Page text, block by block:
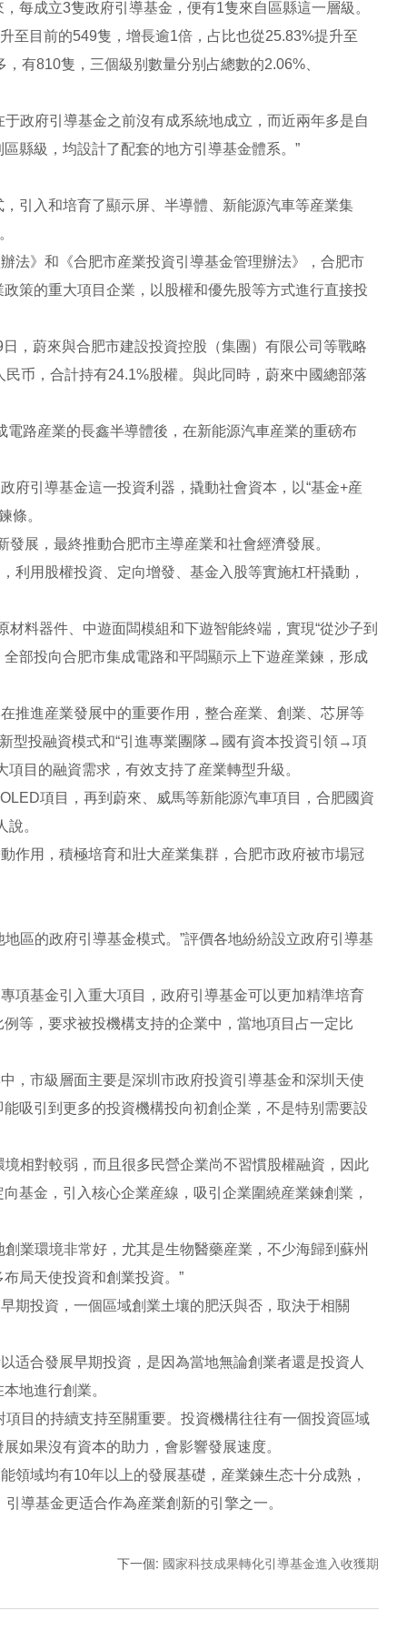
每成立3隻政府引導基金，便有1隻來自區縣這一層級。
至目前的549隻，增長逾1倍，占比也從25.83%提升至
有810隻，三個級别數量分别占總數的2.06%、
政府引導基金之前沒有成系統地成立，而近兩年多是自
縣級，均設計了配套的地方引導基金體系。”
引入和培育了顯示屏、半導體、新能源汽車等産業集
法》和《合肥市産業投資引導基金管理辦法》，合肥市
策的重大項目企業，以股權和優先股等方式進行直接投
，蔚來與合肥市建設投資控股（集團）有限公司等戰略
币，合計持有24.1%股權。與此同時，蔚來中國總部落
路産業的長鑫半導體後，在新能源汽車産業的重磅布
府引導基金這一投資利器，撬動社會資本，以“基金+産
條。
展，最終推動合肥市主導産業和社會經濟發展。
利用股權投資、定向增發、基金入股等實施杠杆撬動，
料器件、中遊面闆模組和下遊智能終端，實現“從沙子到
部投向合肥市集成電路和平闆顯示上下遊産業鍊，形成
推進産業發展中的重要作用，整合産業、創業、芯屏等
型投融資模式和“引進專業團隊→國有資本投資引領→項
目的融資需求，有效支持了産業轉型升級。
項目，再到蔚來、威馬等新能源汽車項目，合肥國資
。
作用，積極培育和壯大産業集群，合肥市政府被市場冠
區的政府引導基金模式。”評價各地紛紛設立政府引導基
項基金引入重大項目，政府引導基金可以更加精準培育
等，要求被投機構支持的企業中，當地項目占一定比
，市級層面主要是深圳市政府投資引導基金和深圳天使
吸引到更多的投資機構投向初創企業，不是特别需要設
相對較弱，而且很多民營企業尚不習慣股權融資，因此
基金，引入核心企業産線，吸引企業圍繞産業鍊創業，
業環境非常好，尤其是生物醫藥産業，不少海歸到蘇州
局天使投資和創業投資。”
期投資，一個區域創業土壤的肥沃與否，取決于相關
适合發展早期投資，是因為當地無論創業者還是投資人
地進行創業。
目的持續支持至關重要。投資機構往往有一個投資區域
如果沒有資本的助力，會影響發展速度。
領域均有10年以上的發展基礎，産業鍊生态十分成熟，
導基金更适合作為産業創新的引擎之一。
下一個: 國家科技成果轉化引導基金進入收獲期